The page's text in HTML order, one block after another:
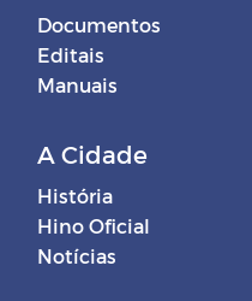
Documentos
Editais
Manuais
A Cidade
História
Hino Oficial
Notícias